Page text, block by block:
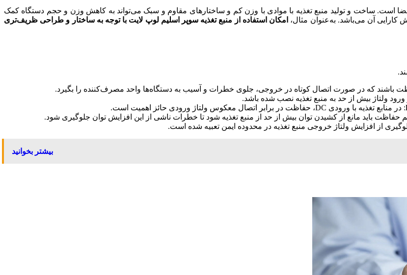
فضا است. ساخت و تولید منبع تغذیه با موادی با وزن کم و ساختارهای مقاوم و سبک می‌تواند به کاهش وزن و حجم دستگاه کمک
کارایی آن می‌باشد. به‌عنوان مثال، امکان استفاده از منبع تغذیه سوپر اسلیم لوپ لایت با توجه به ساختار و طراحی ظریف‌تری
باشند که در صورت اتصال کوتاه در خروجی، جلوی خطرات و آسیب به دستگاه‌ها واحد مصرف‌کننده را بگیرد.
ولتاژ بیش از حد به منبع تغذیه نصب شده باشد.
: در منابع تغذیه با ورودی DC، حفاظت در برابر اتصال معکوس ولتاژ ورودی حائز اهمیت است.
حفاظت باید مانع از کشیدن توان بیش از حد از منبع تغذیه شود تا خطرات ناشی از این افزایش توان جلوگیری شود.
از افزایش ولتاژ خروجی منبع تغذیه در محدوده ایمن تعبیه شده است.
بیشتر بخوانید